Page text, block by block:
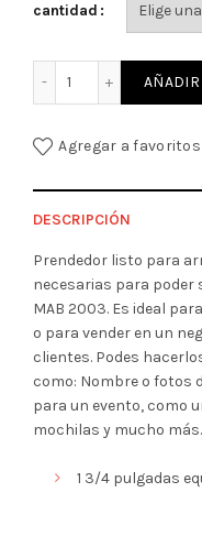
cantidad
BOTON PIN
AÑADIR
Agregar a favoritos
DESCRIPCIÓN
Prendedor listo para
necesarias para poder
MAB 2003. Es ideal
o para vender en un
clientes. Podes
como: Nombre o fotos
para un evento, como
mochilas y mucho más.
1 3/4 pulgadas